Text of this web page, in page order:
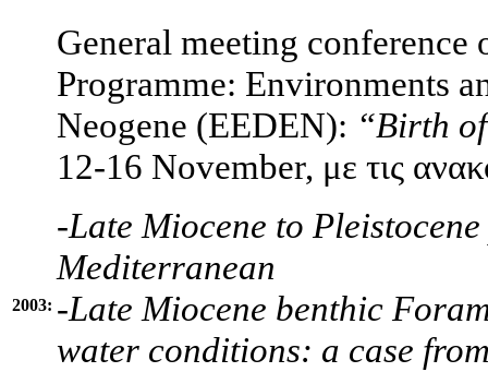
2003:
General meeting conference
Programme: Environments
Neogene (EEDEN): “Birth
12-16 November, με τις
-Late Miocene to
Mediterranean
-Late Miocene benthic
water conditions: a case